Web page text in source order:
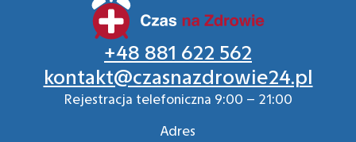
+48 881 622 562
kontakt@czasnazdrowie24.pl
Rejestracja telefoniczna 9:00 – 21:00
Adres